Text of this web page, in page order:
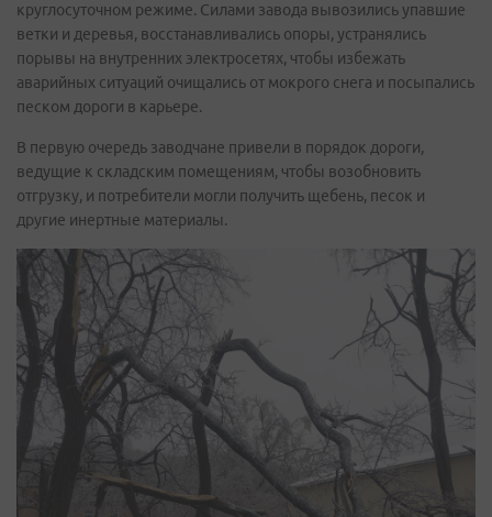
круглосуточном режиме. Силами завода вывозились упавшие
ветки и деревья, восстанавливались опоры, устранялись
порывы на внутренних электросетях, чтобы избежать
аварийных ситуаций очищались от мокрого снега и посыпались
песком дороги в карьере.
В первую очередь заводчане привели в порядок дороги,
ведущие к складским помещениям, чтобы возобновить
отгрузку, и потребители могли получить щебень, песок и
другие инертные материалы.